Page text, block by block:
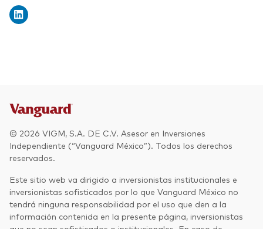
© 2026 VIGM, S.A. DE C.V. Asesor en Inversiones
Independiente (“Vanguard México”). Todos los derechos
reservados.
Este sitio web va dirigido a inversionistas institucionales e
inversionistas sofisticados por lo que Vanguard México no
tendrá ninguna responsabilidad por el uso que den a la
información contenida en la presente página, inversionistas